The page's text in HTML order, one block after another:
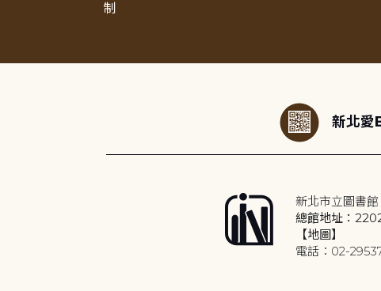
制
新北愛
新北市立圖書
總館地址：
【地圖】
電話：02-